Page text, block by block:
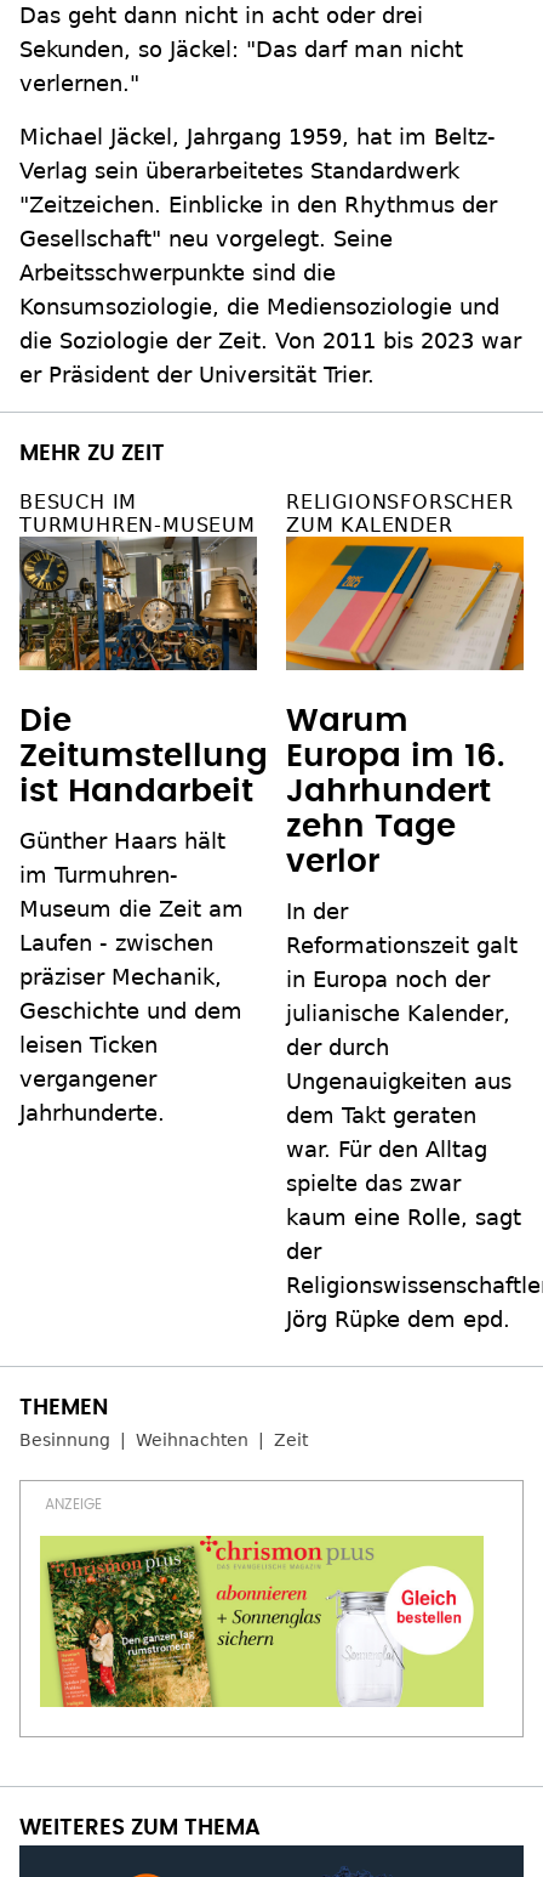
Das geht dann nicht in acht oder drei
Sekunden, so Jäckel: "Das darf man nicht
verlernen."
Michael Jäckel, Jahrgang 1959, hat im Beltz-
Verlag sein überarbeitetes Standardwerk
"Zeitzeichen. Einblicke in den Rhythmus der
Gesellschaft" neu vorgelegt. Seine
Arbeitsschwerpunkte sind die
Konsumsoziologie, die Mediensoziologie und
die Soziologie der Zeit. Von 2011 bis 2023 war
er Präsident der Universität Trier.
MEHR ZU ZEIT
BESUCH IM
TURMUHREN-MUSEUM
Die
Zeitumstellung
ist Handarbeit
Günther Haars hält
im Turmuhren-
Museum die Zeit am
Laufen - zwischen
präziser Mechanik,
Geschichte und dem
leisen Ticken
vergangener
Jahrhunderte.
RELIGIONSFORSCHER
ZUM KALENDER
Warum
Europa im 16.
Jahrhundert
zehn Tage
verlor
In der
Reformationszeit galt
in Europa noch der
julianische Kalender,
der durch
Ungenauigkeiten aus
dem Takt geraten
war. Für den Alltag
spielte das zwar
kaum eine Rolle, sagt
der
Jörg Rüpke dem epd.
Besinnung Weihnachten Zeit
WEITERES ZUM THEMA